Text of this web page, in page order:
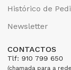
Histórico de
Newsletter
CONTACTOS
Tlf: 910 799 650
(chamada para a